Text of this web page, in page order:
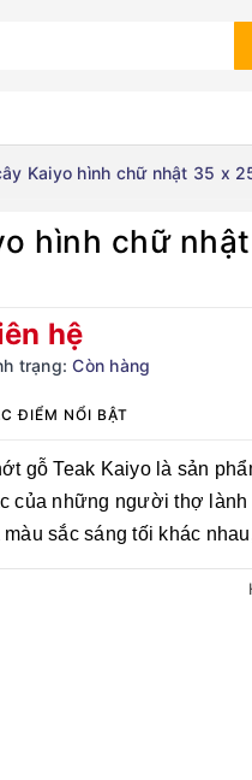
Kaiyo hình chữ nhật 35 x
hình chữ
hệ
trạng: Còn hàng
ĐIỂM NỔI BẬT
gỗ Teak Kaiyo là sản
của những người thợ
màu sắc sáng tối khác